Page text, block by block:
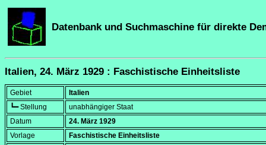
Datenbank und Suchmaschine für direkte
Italien, 24. März 1929 : Faschistische Einheitsliste
Gebiet
Italien
┗━ Stellung
unabhängiger Staat
Datum
24. März 1929
Vorlage
Faschistische Einheitsliste